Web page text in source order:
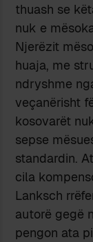
thuash se
nuk e
Njerëzit
huaja, me
ndryshme
veçanërisht
kosovarët
sepse
standardin.
cila
Lanksch
autorë gegë
pengon ata